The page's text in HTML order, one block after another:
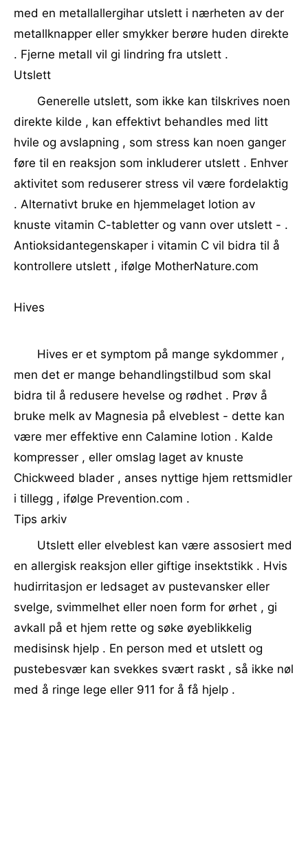
med en metallallergihar utslett i nærheten av der
metallknapper eller smykker berøre huden direkte
. Fjerne metall vil gi lindring fra utslett .
Utslett
Generelle utslett, som ikke kan tilskrives noen
direkte kilde , kan effektivt behandles med litt
hvile og avslapning , som stress kan noen ganger
føre til en reaksjon som inkluderer utslett . Enhver
aktivitet som reduserer stress vil være fordelaktig
. Alternativt bruke en hjemmelaget lotion av
knuste vitamin C-tabletter og vann over utslett - .
Antioksidantegenskaper i vitamin C vil bidra til å
kontrollere utslett , ifølge MotherNature.com
Hives
Hives er et symptom på mange sykdommer ,
men det er mange behandlingstilbud som skal
bidra til å redusere hevelse og rødhet . Prøv å
bruke melk av Magnesia på elveblest - dette kan
være mer effektive enn Calamine lotion . Kalde
kompresser , eller omslag laget av knuste
Chickweed blader , anses nyttige hjem rettsmidler
i tillegg , ifølge Prevention.com .
Tips arkiv
Utslett eller elveblest kan være assosiert med
en allergisk reaksjon eller giftige insektstikk . Hvis
hudirritasjon er ledsaget av pustevansker eller
svelge, svimmelhet eller noen form for ørhet , gi
avkall på et hjem rette og søke øyeblikkelig
medisinsk hjelp . En person med et utslett og
pustebesvær kan svekkes svært raskt , så ikke nøl
med å ringe lege eller 911 for å få hjelp .